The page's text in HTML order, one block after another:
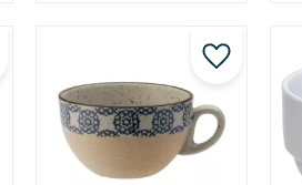
till i favoriter Lägg till i